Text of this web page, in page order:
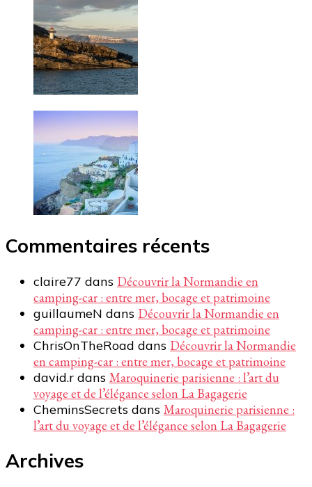
Commentaires récents
claire77 dans Découvrir la Normandie en
camping-car : entre mer, bocage et patrimoine
guillaumeN dans Découvrir la Normandie en
camping-car : entre mer, bocage et patrimoine
ChrisOnTheRoad dans Découvrir la Normandie
en camping-car : entre mer, bocage et patrimoine
david.r dans Maroquinerie parisienne : l’art du
voyage et de l’élégance selon La Bagagerie
CheminsSecrets dans Maroquinerie parisienne :
l’art du voyage et de l’élégance selon La Bagagerie
Archives